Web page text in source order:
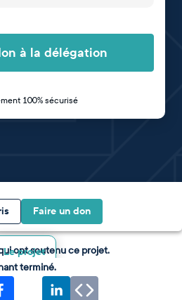
à la délégation
100% sécurisé
Faire un don
Le projet
ont soutenu ce projet.
terminé.